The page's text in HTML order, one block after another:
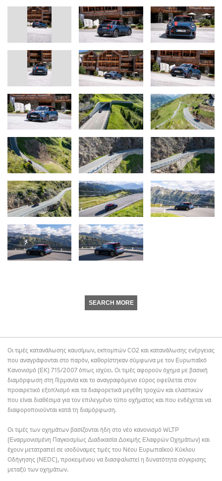
SEARCH MORE
Οι τιμές κατανάλωσης καυσίμων, εκπομπών CO2 και κατανάλωσης ενέργειας
που αναγράφονται στο παρόν, καθορίστηκαν σύμφωνα με τον Ευρωπαϊκό
Κανονισμό (ΕΚ) 715/2007 όπως ισχύει. Οι τιμές αφορούν όχημα με βασική
διαμόρφωση στη Γερμανία και το αναγραφόμενο εύρος οφείλεται στον
προαιρετικό εξοπλισμό και τα διαφορετικά μεγέθη τροχών και ελαστικών
που είναι διαθέσιμα για τον επιλεγμένο τύπο οχήματος και που ενδέχεται να
διαφοροποιούνται κατά τη διαμόρφωση.
Οι τιμές των οχημάτων βασίζονται ήδη στο νέο κανονισμό WLTP
(Εναρμονισμένη Παγκοσμίως Διαδικασία Δοκιμής Ελαφρών Οχημάτων) και
έχουν μετατραπεί σε ισοδύναμες τιμές του Νέου Ευρωπαϊκού Κύκλου
Οδήγησης (NEDC), προκειμένου να διασφαλιστεί η δυνατότητα σύγκρισης
μεταξύ των οχημάτων.